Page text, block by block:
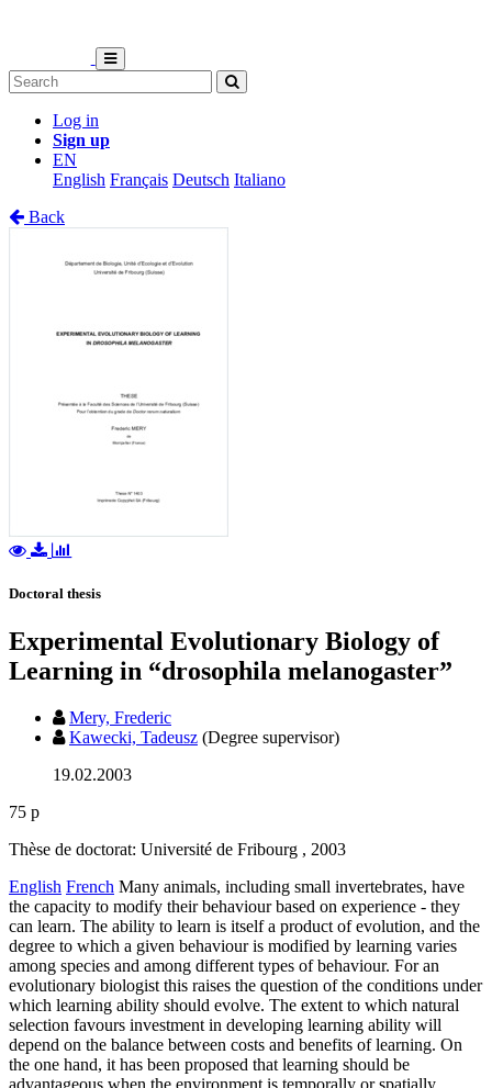
Log in
Sign up
EN
English Français Deutsch Italiano
Back
Doctoral thesis
Experimental Evolutionary Biology of
Learning in “drosophila melanogaster”
Mery, Frederic
Kawecki, Tadeusz (Degree supervisor)
19.02.2003
75 p
Thèse de doctorat: Université de Fribourg , 2003
English French Many animals, including small invertebrates, have
the capacity to modify their behaviour based on experience - they
can learn. The ability to learn is itself a product of evolution, and the
degree to which a given behaviour is modified by learning varies
among species and among different types of behaviour. For an
evolutionary biologist this raises the question of the conditions under
which learning ability should evolve. The extent to which natural
selection favours investment in developing learning ability will
depend on the balance between costs and benefits of learning. On
the one hand, it has been proposed that learning should be